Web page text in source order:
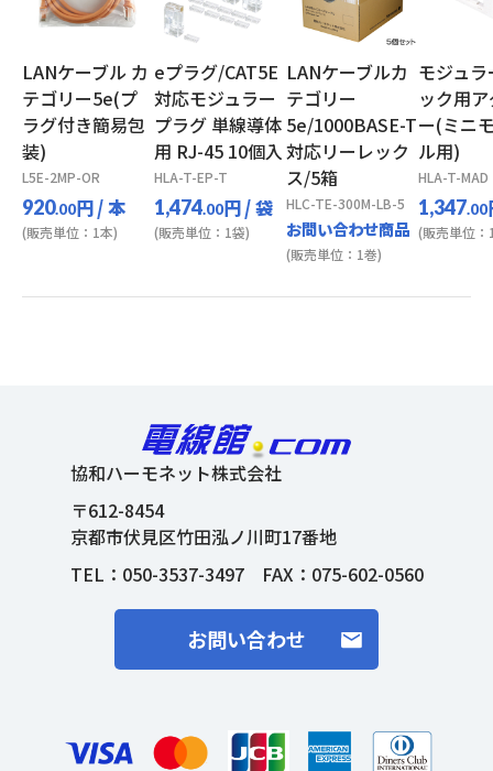
LANケーブル カ
テゴリー5e(プ
ラグ付き簡易包
装)
L5E-2MP-OR
920.00円/ 本
(販売単位：1本)
eプラグ/CAT5E
対応モジュラー
プラグ 単線導体
用 RJ-45 10個入
HLA-T-EP-T
1,474.00円/ 袋
(販売単位：1袋)
LANケーブルカ
テゴリー
5e/1000BASE-T
対応リーレック
ス/5箱
HLC-TE-300M-LB-5
お問い合わせ商品
(販売単位：1巻)
モジュ
ック用
ー(ミニ
ル用)
HLA-T-MAD
1,347.00
(販売単位：
協和ハーモネット株式会社
〒612-8454
京都市伏見区竹田泓ノ川町17番地
TEL： 050-3537-3497FAX：075-602-0560
お問い合わせ